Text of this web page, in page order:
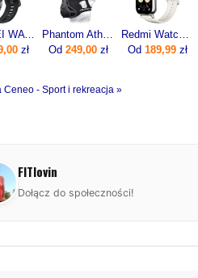
HUAWEI WATCH FIT 5 Pro Czarny
zł
Phantom Athletics Maska Treningowa Wydolnościowa Fitness L
Od 249,00zł
Redmi Watch 5 Lite Złoty
Od 189,99zł
Ceneo - Sport i rekreacja »
FITlovin
Dołącz do społeczności!